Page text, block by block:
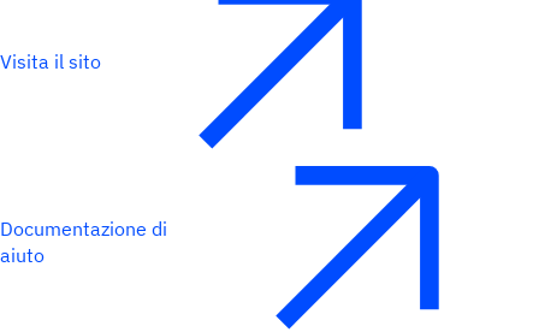
Visita il sito
Documentazione di
aiuto